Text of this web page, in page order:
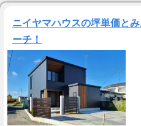
ニイヤマハウスの坪単価と
ーチ！